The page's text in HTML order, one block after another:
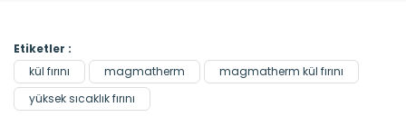
Etiketler :
kül fırını
magmatherm
magmatherm kül fırını
yüksek sıcaklık fırını